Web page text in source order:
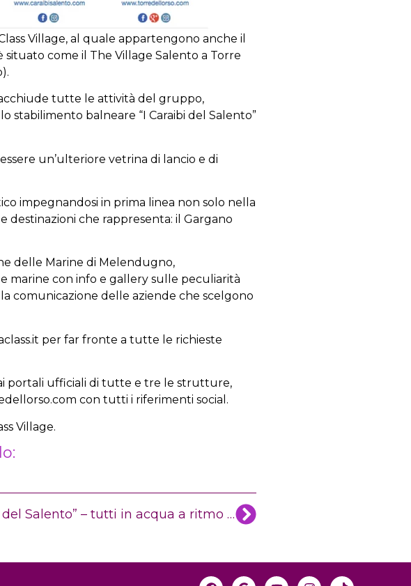
Village, al quale appartengono anche il
come il The Village Salento a Torre
tutte le attività del gruppo,
balneare “I Caraibi del Salento”
un’ulteriore vetrina di lancio e di
impegnandosi in prima linea non solo nella
che rappresenta: il Gargano
delle Marine di Melendugno,
marine con info e gallery sulle peculiarità
comunicazione delle aziende che scelgono
per far fronte a tutte le richieste
portali ufficiali di tutte e tre le strutture,
con tutti i riferimenti social.
Village.
“I Caraibi del Salento” – tutti in acqua a ritmo di “Andiamo a comandare”